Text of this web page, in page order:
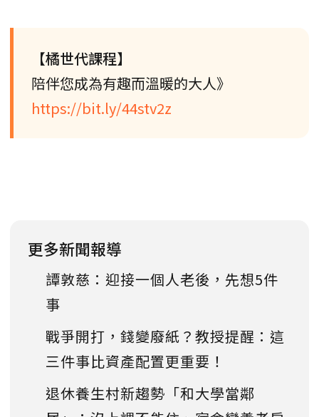
【橘世代課程】
陪伴您成為有趣而溫暖的大人》
https://bit.ly/44stv2z
更多新聞報導
譚敦慈：迎接一個人老後，先想5件
事
戰爭開打，錢變廢紙？教授提醒：這
三件事比資產配置更重要！
退休養生村新趨勢「和大學當鄰